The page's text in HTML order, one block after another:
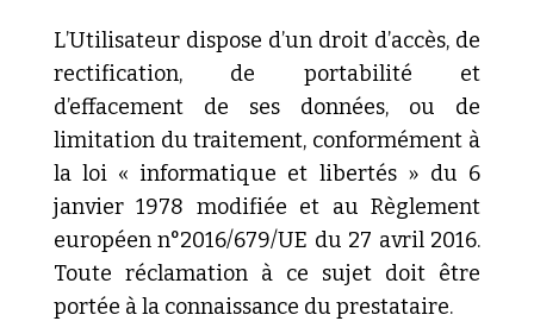
L’Utilisateur dispose d’un droit d’accès, de
rectification, de portabilité et
d’effacement de ses données, ou de
limitation du traitement, conformément à
la loi « informatique et libertés » du 6
janvier 1978 modifiée et au Règlement
européen n°2016/679/UE du 27 avril 2016.
Toute réclamation à ce sujet doit être
portée à la connaissance du prestataire.